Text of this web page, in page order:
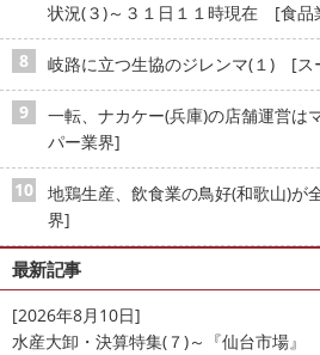
状況(３)～３１日１１時現在 [食品
岐路に立つ生協のジレンマ(１) [ス
一転、ナカケー(兵庫)の店舗運営
パー業界]
地鶏生産、飲食業の鳥好(和歌山)
界]
最新記事
[2026年8月10日]
水産大卸・決算特集(７)～『仙台市場